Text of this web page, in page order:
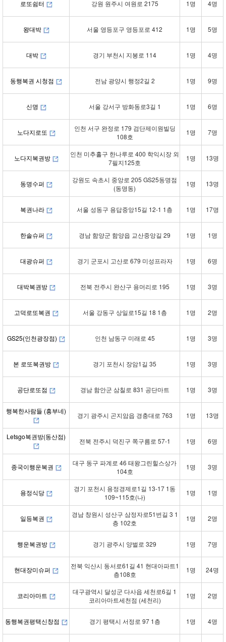
로또쉼터 강원 원주시 여원로 2175 1명 4명
왕대박 서울 영등포구 영등포로 412 1명 5명
대박 경기 부천시 지봉로 114 1명 4명
동행복권 시청점 전남 광양시 행정2길 2 1명 9명
신명 서울 강서구 방화동로3길 1 1명 6명
노다지로또
인천 서구 완정로 179 검단제이원빌딩
108호
1명 7명
노다지복권방
인천 미추홀구 한나루로 400 학익시장 외
7필지125호
1명 13명
동명수퍼
강원도 속초시 중앙로 205 GS25동명점
(동명동)
1명 13명
복권나라 서울 성동구 용답중앙15길 12-1 1층 1명 17명
한솔슈퍼 경남 함양군 함양읍 교산중앙길 29 1명 1명
대광슈퍼 경기 군포시 고산로 679 미성프라자 1명 6명
대박복권방 전북 전주시 완산구 용머리로 195 1명 3명
고덕로또복권 서울 강동구 상일로15길 18 1층 1명 2명
GS25(인천광장점) 인천 남동구 미래로 45 1명 3명
본 로또복권방 경기 포천시 장암1길 35 1명 3명
공단로또점 경남 함안군 삼칠로 831 공단마트 1명 3명
행복한사람들 (흥부네)
경기 광주시 곤지암읍 경충대로 763 1명 13명
Letsgo복권방(동산점)
전북 전주시 덕진구 쪽구름로 57-1 1명 6명
종국이행운복권
대구 동구 파계로 46 태왕그린힐스상가
104호
1명 3명
용정식당
경기 포천시 용정경제로1길 13-17 1동
109~115호(나)
1명 1명
일등복권
경남 창원시 성산구 삼정자로51번길 3 1
층 102호
1명 2명
행운복권방 경기 광주시 양벌로 329 1명 7명
현대장미슈퍼
전북 익산시 동서로61길 41 현대아파트1
층108호
1명 24명
코리아마트
대구광역시 달성군 다사읍 세천로6길 1
코리아마트세천점 (세천리)
1명 2명
동행복권평택신창점 경기 평택시 서정로 97 1층 1명 4명